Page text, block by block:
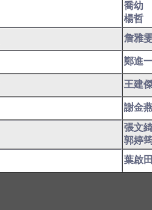
喬幼
楊哲
詹雅
鄭進
王建
謝金
張文
郭婷
葉啟